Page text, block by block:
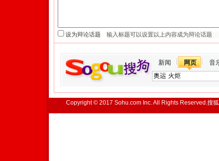
设为辩论话题
新闻 网页 音
Copyright © 2017 Sohu.com Inc. All Rights Reserved.搜